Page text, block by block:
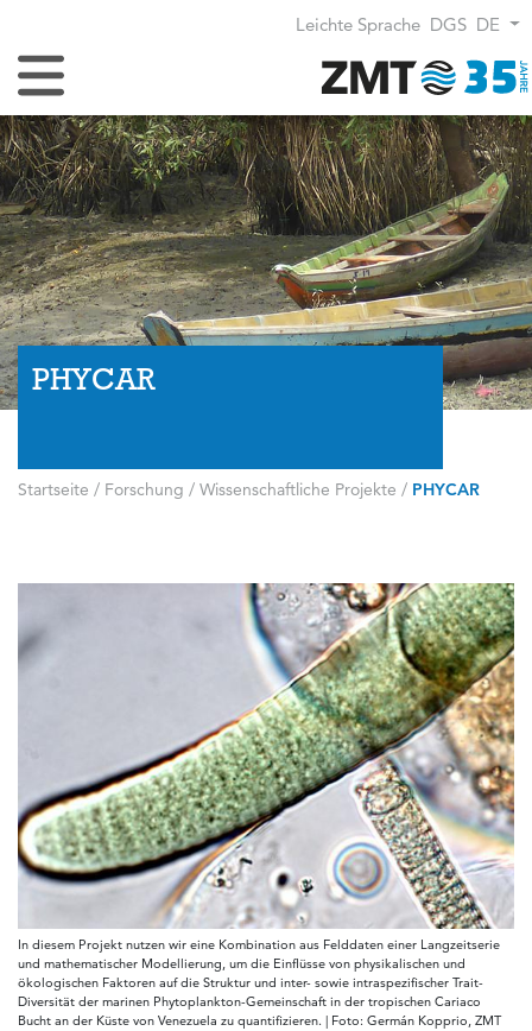
Leichte Sprache DGS DE
Navigation umschalten
PHYCAR
Startseite / Forschung / Wissenschaftliche Projekte / PHYCAR
In diesem Projekt nutzen wir eine Kombination aus Felddaten einer Langzeitserie
und mathematischer Modellierung, um die Einflüsse von physikalischen und
ökologischen Faktoren auf die Struktur und inter- sowie intraspezifischer Trait-
Diversität der marinen Phytoplankton-Gemeinschaft in der tropischen Cariaco
Bucht an der Küste von Venezuela zu quantifizieren. | Foto: Germán Kopprio, ZMT